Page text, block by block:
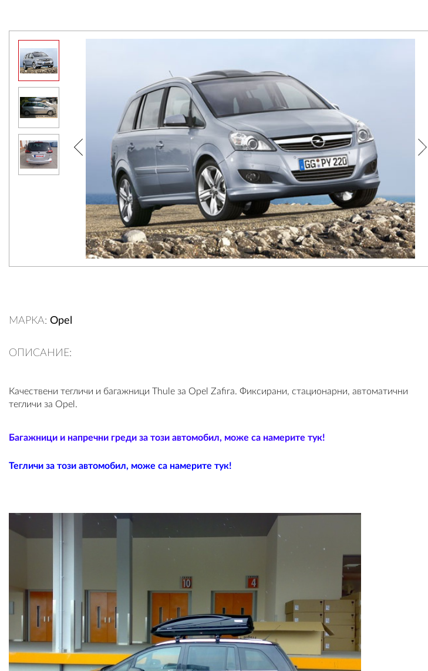
МАРКА: Opel
ОПИСАНИЕ:
Качествени тегличи и багажници Thule за Opel Zafira. Фиксирани, стационарни, автоматични
тегличи за Opel.
Багажници и напречни греди за този автомобил, може са намерите тук!
Тегличи за този автомобил, може са намерите тук!